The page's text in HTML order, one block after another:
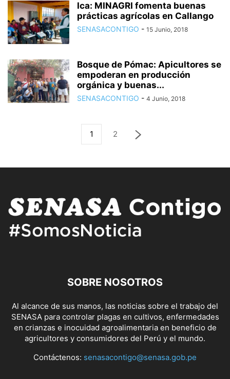
Ica: MINAGRI fomenta buenas
prácticas agrícolas en Callango
SENASACONTIGO - 15 Junio, 2018
Bosque de Pómac: Apicultores se
empoderan en producción
orgánica y buenas...
SENASACONTIGO - 4 Junio, 2018
1 2
SOBRE NOSOTROS
Al alcance de sus manos, las noticias sobre el trabajo del
SENASA para controlar plagas en cultivos, enfermedades
en crianzas e inocuidad agroalimentaria en beneficio de
agricultores y consumidores del Perú y el mundo.
Contáctenos: senasacontigo@senasa.gob.pe